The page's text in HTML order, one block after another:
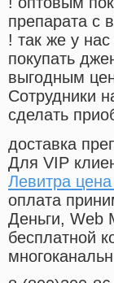
препарата с
! так же у
покупать
выгодным
Cотрудники
сделать
доставка
Для VIP
Левитра
оплата
Деньги, Web
бесплатной